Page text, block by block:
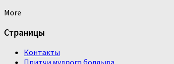
More
Страницы
Контакты